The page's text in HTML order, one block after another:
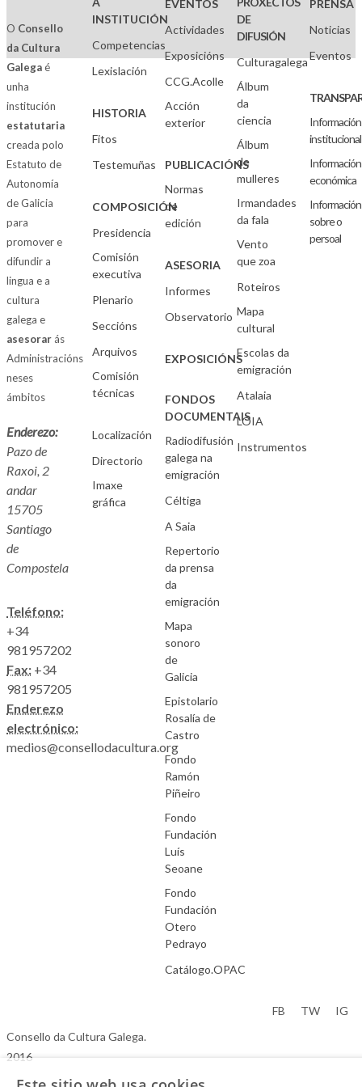
O Consello
da Cultura
Galegaé
unha
institución
estatutaria
creada polo
Estatuto de
Autonomía
de Galicia
para
promover e
difundir a
lingua e a
cultura
galega e
asesorarás
Administracións
neses
ámbitos
Enderezo:
Pazo de
Raxoi, 2
andar
15705
Santiago
de
Compostela
Teléfono:
+34
981957202
Fax: +34
981957205
Enderezo
electrónico:
medios@consellodacultura.org
INSTITUCIÓN
Competencias
Lexislación
HISTORIA
Fitos
Testemuñas
COMPOSICIÓN
Presidencia
Comisión
executiva
Plenario
Seccións
Arquivos
Comisión
técnicas
Localización
Directorio
Imaxe
gráfica
EVENTOS
Actividades
Exposicións
CCG.Acolle
Acción
exterior
PUBLICACIÓNS
Normas
de
edición
ASESORIA
Informes
Observatorio
EXPOSICIÓNS
FONDOS
DOCUMENTAIS
Radiodifusión
galega na
emigración
Céltiga
A Saia
Repertorio
da prensa
da
emigración
Mapa
sonoro
de
Galicia
Epistolario
Rosalía de
Castro
Fondo
Ramón
Piñeiro
Fondo
Fundación
Luís
Seoane
Fondo
Fundación
Otero
Pedrayo
Catálogo.OPAC
DE
DIFUSIÓN
Culturagalega
Álbum
da
ciencia
Álbum
de
mulleres
Irmandades
da fala
Vento
que zoa
Roteiros
Mapa
cultural
Escolas da
emigración
Atalaia
LOIA
Instrumentos
PRENSA
Noticias
Eventos
Información
institucional
Información
económica
Información
sobre o
persoal
Consello da Cultura Galega.
2016
FB TW IG